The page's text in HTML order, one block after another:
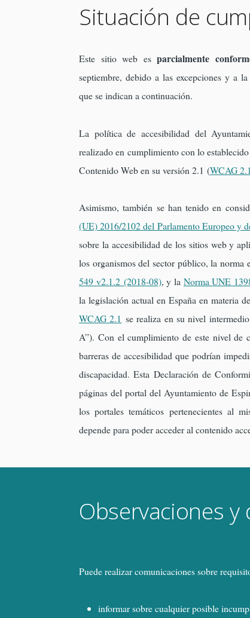
Situación de
Este sitio web esparcialmente
septiembre, debido a las excepciones y a
que se indican a continuación.
La política de accesibilidad del
realizado en cumplimiento con lo
Contenido Web en su versión 2.1 (WCAG 2.1
Asimismo, también se han tenido en
(UE) 2016/2102 del Parlamento Europeo y
sobre la accesibilidad de los sitios web y
los organismos del sector público, la
549 v2.1.2 (2018-08), y la Norma UNE
la legislación actual en España en materia
WCAG 2.1 se realiza en su nivel
A”). Con el cumplimiento de este nivel de
barreras de accesibilidad que podrían
discapacidad. Esta Declaración de
páginas del portal del Ayuntamiento de
los portales temáticos pertenecientes al
depende para poder acceder al contenido
Observaciones
Puede realizar comunicaciones sobre
informar sobre cualquier posible